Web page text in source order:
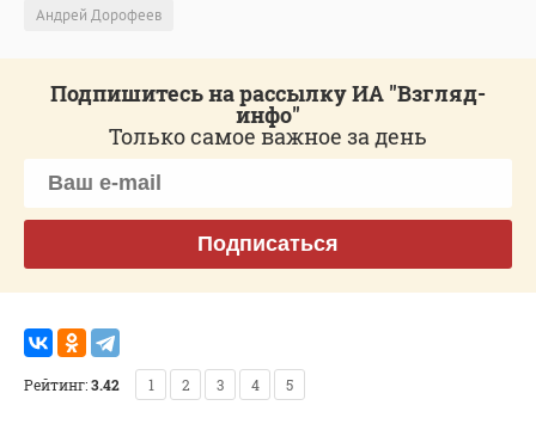
Андрей Дорофеев
Подпишитесь на рассылку ИА "Взгляд-
инфо"
Только самое важное за день
Подписаться
Рейтинг:3.42 1 2 3 4 5